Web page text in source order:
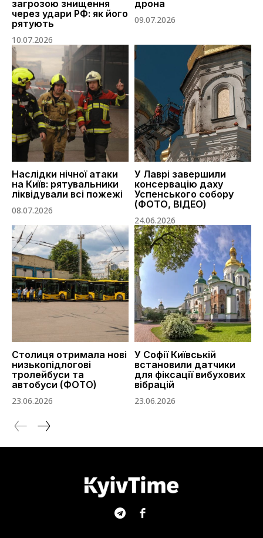
загрозою знищення
через удари РФ: як його
рятують
10.07.2026
дрона
09.07.2026
Наслідки нічної атаки
на Київ: рятувальники
ліквідували всі пожежі
08.07.2026
У Лаврі завершили
консервацію даху
Успенського собору
(ФОТО, ВІДЕО)
24.06.2026
Столиця отримала нові
низькопідлогові
тролейбуси та
автобуси (ФОТО)
23.06.2026
У Софії Київській
встановили датчики
для фіксації вибухових
вібрацій
23.06.2026